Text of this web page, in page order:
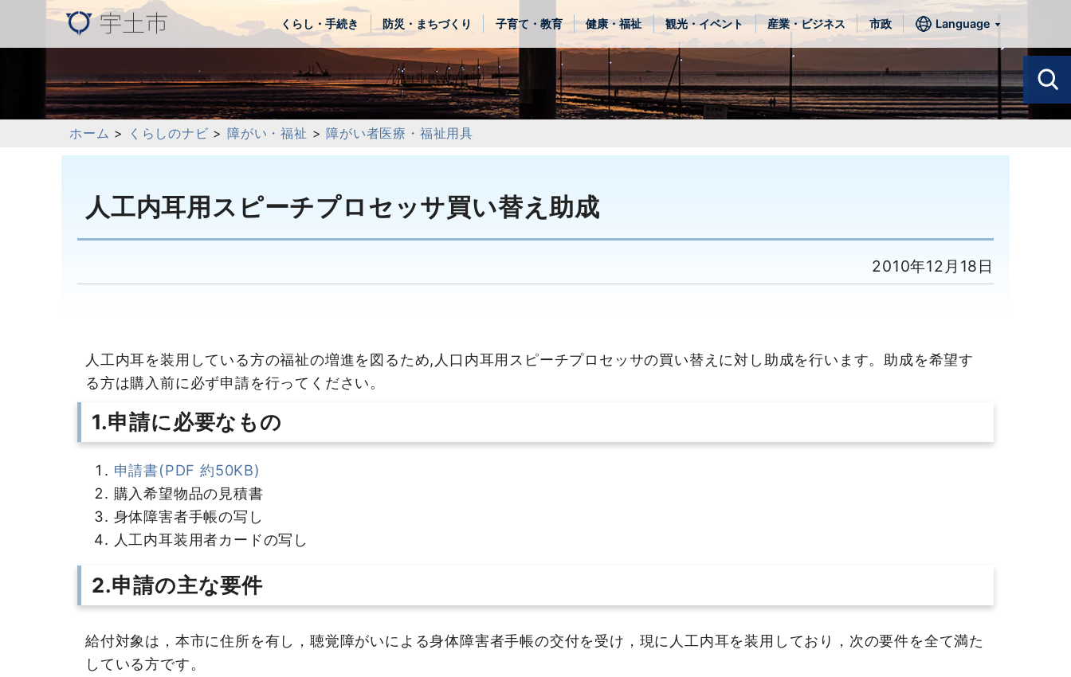
くらし・手続き 防災・まちづくり 子育て・教育 健康・福祉 観光・イベント 産業・ビジネス 市政 Language
ホーム > くらしのナビ > 障がい・福祉 > 障がい者医療・福祉用具
人工内耳用スピーチプロセッサ買い替え助成
2010年12月18日
人工内耳を装用している方の福祉の増進を図るため,人口内耳用スピーチプロセッサの買い替えに対し助成を行います。助成を希望す
る方は購入前に必ず申請を行ってください。
1.申請に必要なもの
申請書(PDF 約50KB)
購入希望物品の見積書
身体障害者手帳の写し
人工内耳装用者カードの写し
2.申請の主な要件
給付対象は，本市に住所を有し，聴覚障がいによる身体障害者手帳の交付を受け，現に人工内耳を装用しており，次の要件を全て満た
している方です。